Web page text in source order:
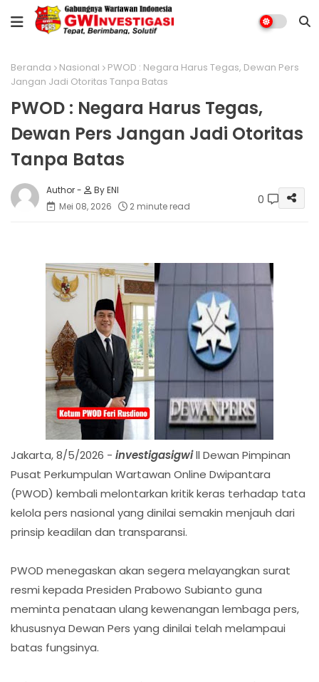
Beranda Nasional
PWOD : Negara Harus Tegas, Dewan Pers
Jangan Jadi Otoritas Tanpa Batas
PWOD : Negara Harus Tegas,
Dewan Pers Jangan Jadi Otoritas
Tanpa Batas
By ENI
Mei 08, 2026
2 minute read 0
Jakarta, 8/5/2026 - investigasigwill Dewan Pimpinan
Pusat Perkumpulan Wartawan Online Dwipantara
(PWOD) kembali melontarkan kritik keras terhadap tata
kelola pers nasional yang dinilai semakin menjauh dari
prinsip keadilan dan transparansi.
PWOD menegaskan akan segera melayangkan surat
resmi kepada Presiden Prabowo Subianto guna
meminta penataan ulang kewenangan lembaga pers,
khususnya Dewan Pers yang dinilai telah melampaui
batas fungsinya.